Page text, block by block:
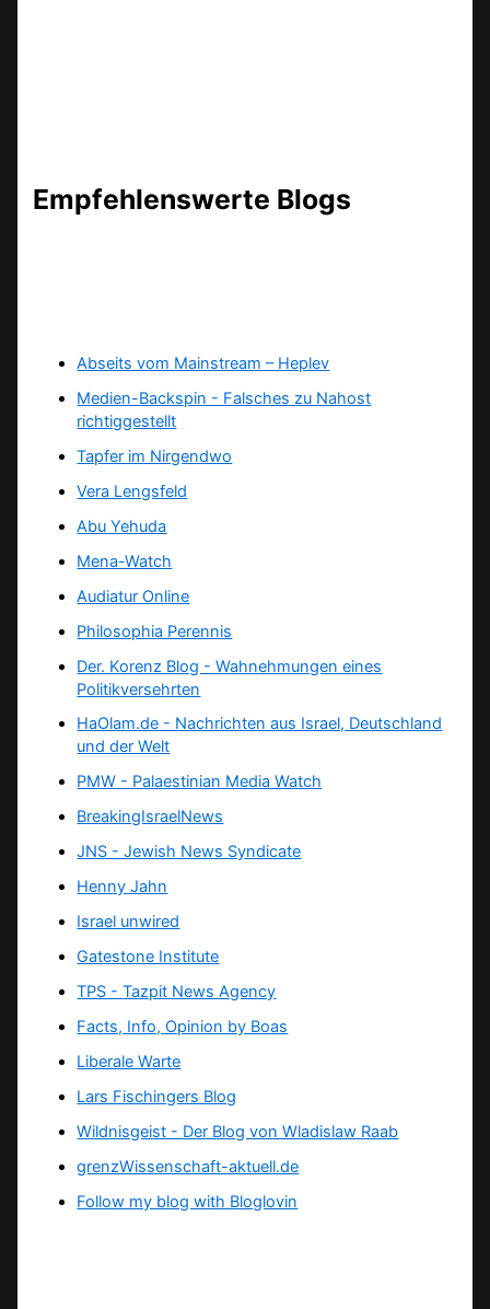
Empfehlenswerte Blogs
Abseits vom Mainstream – Heplev
Medien-Backspin - Falsches zu Nahost
richtiggestellt
Tapfer im Nirgendwo
Vera Lengsfeld
Abu Yehuda
Mena-Watch
Audiatur Online
Philosophia Perennis
Der. Korenz Blog - Wahnehmungen eines
Politikversehrten
HaOlam.de - Nachrichten aus Israel, Deutschland
und der Welt
PMW - Palaestinian Media Watch
BreakingIsraelNews
JNS - Jewish News Syndicate
Henny Jahn
Israel unwired
Gatestone Institute
TPS -Tazpit News Agency
Facts, Info, Opinion by Boas
Liberale Warte
Lars Fischingers Blog
Wildnisgeist - Der Blog von Wladislaw Raab
grenzWissenschaft-aktuell.de
Follow my blog with Bloglovin